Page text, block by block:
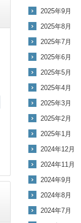
2025年9月
2025年8月
2025年7月
2025年6月
2025年5月
2025年4月
2025年3月
2025年2月
2025年1月
2024年12月
2024年11月
2024年9月
2024年8月
2024年7月